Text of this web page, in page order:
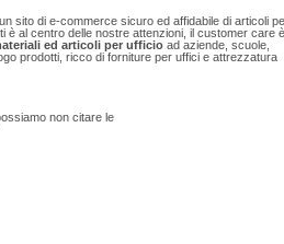
sito di e-commerce sicuro ed affidabile di articoli
è al centro delle nostre attenzioni, il customer care è
ed articoli per ufficioad aziende, scuole,
prodotti, ricco di forniture per uffici e attrezzatura
non citare le